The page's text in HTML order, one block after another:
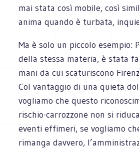
mai stata così mobile, così
anima quando è turbata,
Ma è solo un piccolo esempio:
della stessa materia, è stata
mani da cui scaturiscono
Col vantaggio di una quieta
vogliamo che questo
rischio-carrozzone non si
eventi effimeri, se vogliamo
rimanga davvero,